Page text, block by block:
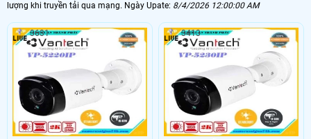
lượng khi truyền tải qua mạng. Ngày Upate: 8/4/2026 12:00:00 AM
3631 3413